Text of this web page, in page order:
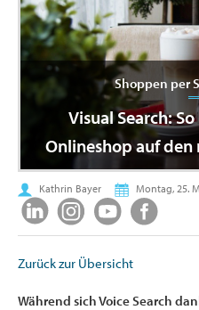
Shoppen per
Visual Search:
Onlineshop auf den
Kathrin Bayer Montag, 25.
Zurück zur Übersicht
Während sich Voice Search